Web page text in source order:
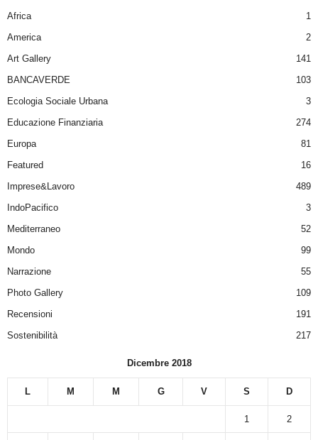
Africa
1
America
2
Art Gallery
141
BANCAVERDE
103
Ecologia Sociale Urbana
3
Educazione Finanziaria
274
Europa
81
Featured
16
Imprese&Lavoro
489
IndoPacifico
3
Mediterraneo
52
Mondo
99
Narrazione
55
Photo Gallery
109
Recensioni
191
Sostenibilità
217
Dicembre 2018
L M M G V S D
1 2